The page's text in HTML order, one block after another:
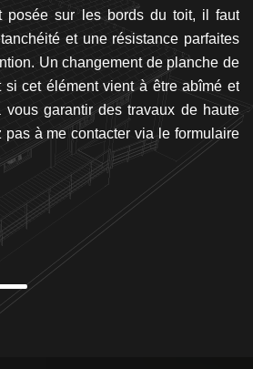
posée sur les bords du toit, il faut
et une résistance parfaites
Un changement de planche de
si cet élément vient à être abîmé et
garantir des travaux de haute
pas à me contacter via le formulaire